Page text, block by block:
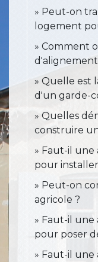
Peut-on
logement
Comment
Quelle est
d'un garde-
Quelles
construire
Faut-il une
pour
Peut-on
agricole ?
Faut-il une
pour poser
Faut-il une